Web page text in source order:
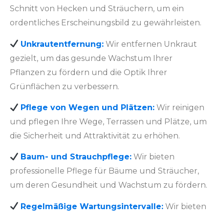
Schnitt von Hecken und Sträuchern, um ein
ordentliches Erscheinungsbild zu gewährleisten.
Unkrautentfernung: Wir entfernen Unkraut
gezielt, um das gesunde Wachstum Ihrer
Pflanzen zu fördern und die Optik Ihrer
Grünflächen zu verbessern.
Pflege von Wegen und Plätzen: Wir reinigen
und pflegen Ihre Wege, Terrassen und Plätze, um
die Sicherheit und Attraktivität zu erhöhen.
Baum- und Strauchpflege: Wir bieten
professionelle Pflege für Bäume und Sträucher,
um deren Gesundheit und Wachstum zu fördern.
Regelmäßige Wartungsintervalle: Wir bieten